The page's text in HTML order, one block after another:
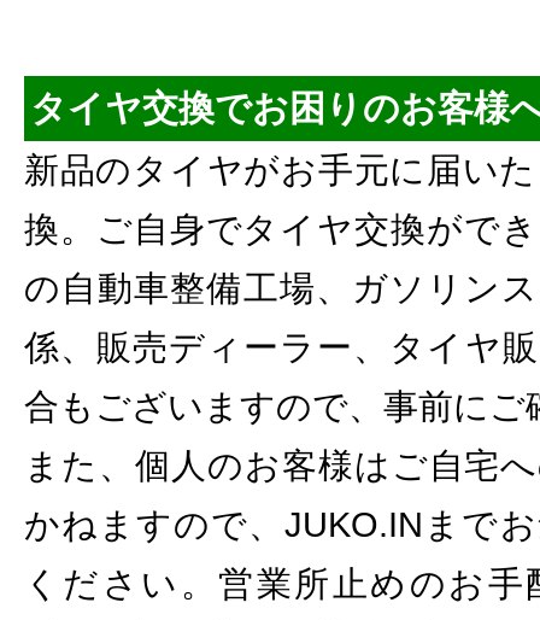
タイヤ交換でお困りのお客様
新品のタイヤがお手元に届い
換。ご自身でタイヤ交換がで
の自動車整備工場、ガソリン
係、販売ディーラー、タイヤ
合もございますので、事前にご
また、個人のお客様はご自宅
かねますので、JUKO.INまで
ください。営業所止めのお